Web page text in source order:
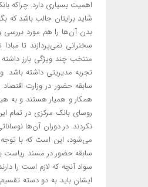
اهمیت بسیاری دارد. چراکه
شاید برایتان جالب باشد که
بدن آن‌ها را هم مورد بررسی
سخنرانی نمی‌پردازند تا
منتخب چند ویژگی بارز
تجربه مدیریتی داشته
سابقه حضور در وزارت
همکار و همیار هستند و به
روسای بانک مرکزی در تمام
نکردند. در دوران آن‌ها
می‌شود، این است که با
سابقه حضور در مسند ریاست
سواد آنچه که لازم است را
ایشان باید به دو دسته